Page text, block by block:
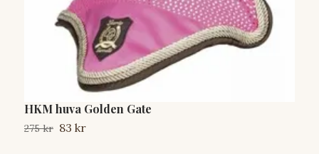
HKM huva Golden Gate
275 kr 83 kr